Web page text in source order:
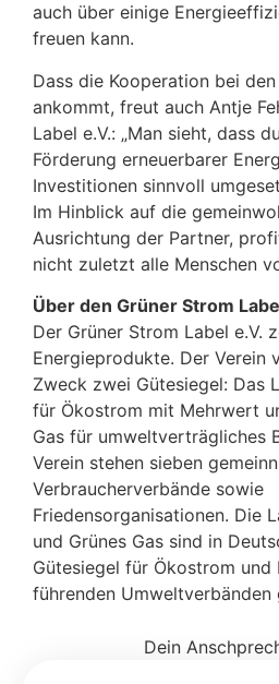
auch über einige
freuen kann.
Dass die Kooperation bei
ankommt, freut auch Antje
Label e.V.: „Man sieht, dass
Förderung erneuerbarer
Investitionen sinnvoll
Im Hinblick auf die
Ausrichtung der Partner,
nicht zuletzt alle Menschen
Über den Grüner Strom
Der Grüner Strom Label e.V.
Energieprodukte. Der Verein
Zweck zwei Gütesiegel: Das
für Ökostrom mit Mehrwert
Gas für umweltverträgliches
Verein stehen sieben
Verbraucherverbände sowie
Friedensorganisationen. Die
und Grünes Gas sind in
Gütesiegel für Ökostrom und
führenden Umweltverbänden
Dein